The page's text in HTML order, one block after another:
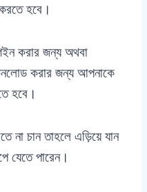
হবে।
করার জন্য অথবা
করার জন্য আপনাকে
হবে।
না চান তাহলে এড়িয়ে যান
যেতে পারেন।